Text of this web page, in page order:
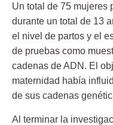
Un total de 75 mujeres
durante un total de 13
el nivel de partos y el
de pruebas como
cadenas de ADN. El
maternidad había
de sus cadenas
Al terminar la